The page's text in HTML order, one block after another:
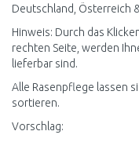
Deutschland, Österreich
Hinweis: Durch das
rechten Seite, werden
lieferbar sind.
Alle Rasenpflege lassen
sortieren.
Vorschlag: